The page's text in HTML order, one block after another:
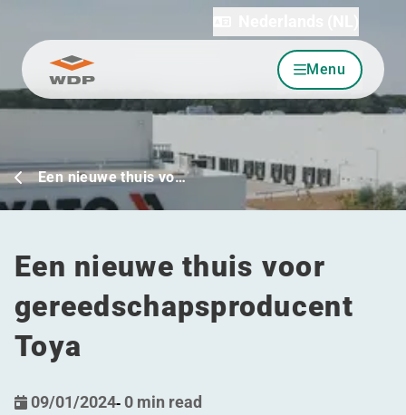
Ga naar inhoud Menu
Een nieuwe thuis vo…
Een nieuwe thuis voor
gereedschapsproducent
Toya
09/01/2024- 0 min read